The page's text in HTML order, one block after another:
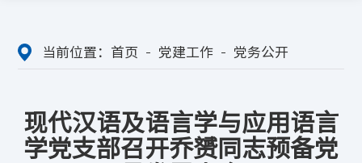
当前位置： 首页 党建工作 党务公开
现代汉语及语言学与应用语言
学党支部召开乔赟同志预备党